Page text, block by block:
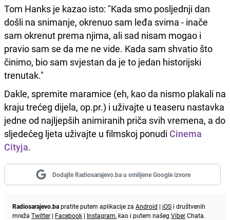
Tom Hanks je kazao isto: "Kada smo posljednji dan
došli na snimanje, okrenuo sam leđa svima - inače
sam okrenut prema njima, ali sad nisam mogao i
pravio sam se da me ne vide. Kada sam shvatio što
činimo, bio sam svjestan da je to jedan historijski
trenutak."
Dakle, spremite maramice (eh, kao da nismo plakali na
kraju trećeg dijela, op.pr.) i uživajte u teaseru nastavka
jedne od najljepših animiranih priča svih vremena, a do
sljedećeg ljeta uživajte u filmskoj ponudi Cinema
Cityja.
Dodajte Radiosarajevo.ba u omiljene Google izvore
Radiosarajevo.bapratite putem aplikacije za Android | iOS i društvenih
mreža Twitter | Facebook | Instagram, kao i putem našeg ViberChata.